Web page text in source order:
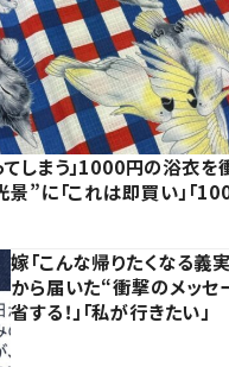
てしまう」1000円の浴衣を
”に「これは即買い」「
嫁「こんな帰りたくなる義
から届いた“衝撃のメッ
省する！」「私が行きたい」